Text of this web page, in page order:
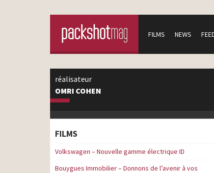
FILMS NEWS
réalisateur
OMRI COHEN
FILMS
Volkswagen – Nouvelle gamme électrique ID
Bouygues Immobilier – Donnons de l’avenir à vos